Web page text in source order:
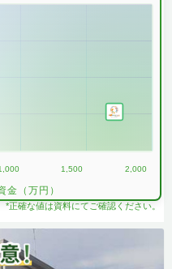
1,500 2,000
金（万円）
*正確な値は資料にてご確認ください。